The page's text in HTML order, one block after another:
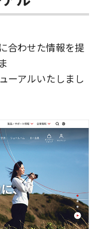
合わせた情報を提
ーアルいたしまし